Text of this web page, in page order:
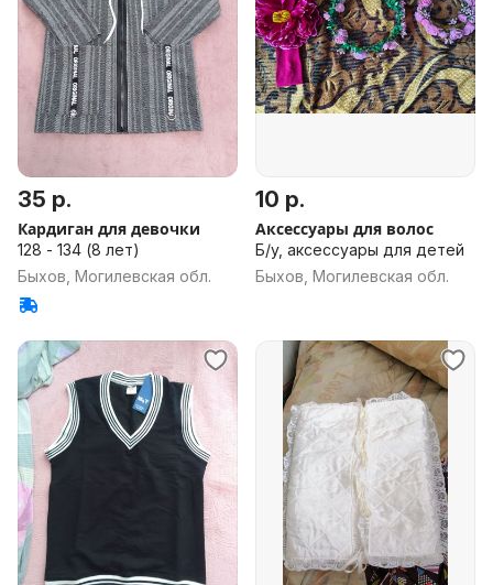
35 р.
Кардиган для девочки
128 - 134 (8 лет)
Быхов, Могилевская обл.
10 р.
Аксессуары для волос
Б/у, аксессуары для детей
Быхов, Могилевская обл.